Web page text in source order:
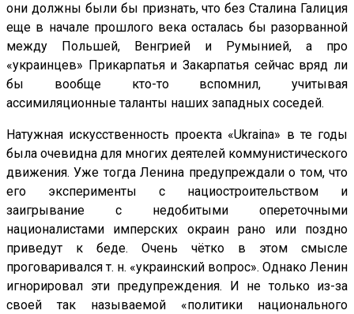
они должны были бы признать, что без Сталина Галиция
еще в начале прошлого века осталась бы разорванной
между Польшей, Венгрией и Румынией, а про
«украинцев» Прикарпатья и Закарпатья сейчас вряд ли
бы вообще кто-то вспомнил, учитывая
ассимиляционные таланты наших западных соседей.
Натужная искусственность проекта «Ukraina» в те годы
была очевидна для многих деятелей коммунистического
движения. Уже тогда Ленина предупреждали о том, что
его эксперименты с нациостроительством и
заигрывание с недобитыми опереточными
националистами имперских окраин рано или поздно
приведут к беде. Очень чётко в этом смысле
проговаривался т. н. «украинский вопрос». Однако Ленин
игнорировал эти предупреждения. И не только из-за
своей так называемой «политики национального